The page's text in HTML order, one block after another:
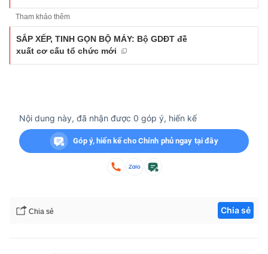
Tham khảo thêm
SẮP XẾP, TINH GỌN BỘ MÁY: Bộ GDĐT đề
xuất cơ cấu tổ chức mới
Nội dung này, đã nhận được 0 góp ý, hiến kế
Góp ý, hiến kế cho Chính phủ ngay tại đây
Chia sẻ Chia sẻ